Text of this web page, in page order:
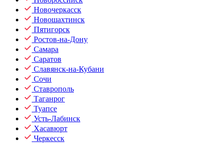
Новочеркасск
Новошахтинск
Пятигорск
Ростов-на-Дону
Самара
Саратов
Славянск-на-Кубани
Сочи
Ставрополь
Таганрог
Туапсе
Усть-Лабинск
Хасавюрт
Черкесск